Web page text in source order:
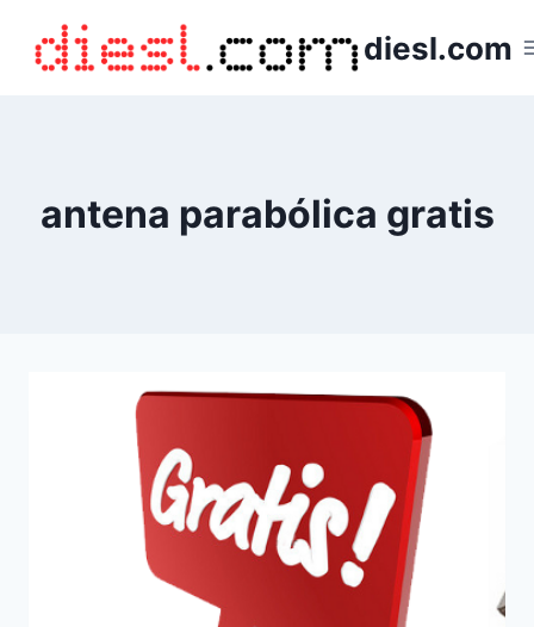
contenido
diesl.com
antena parabólica gratis